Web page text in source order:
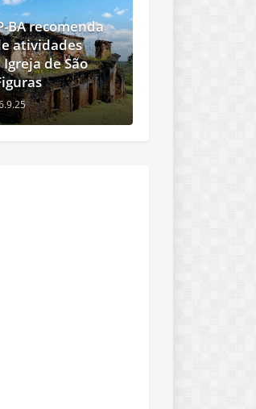
BA recomenda
atividades
de São